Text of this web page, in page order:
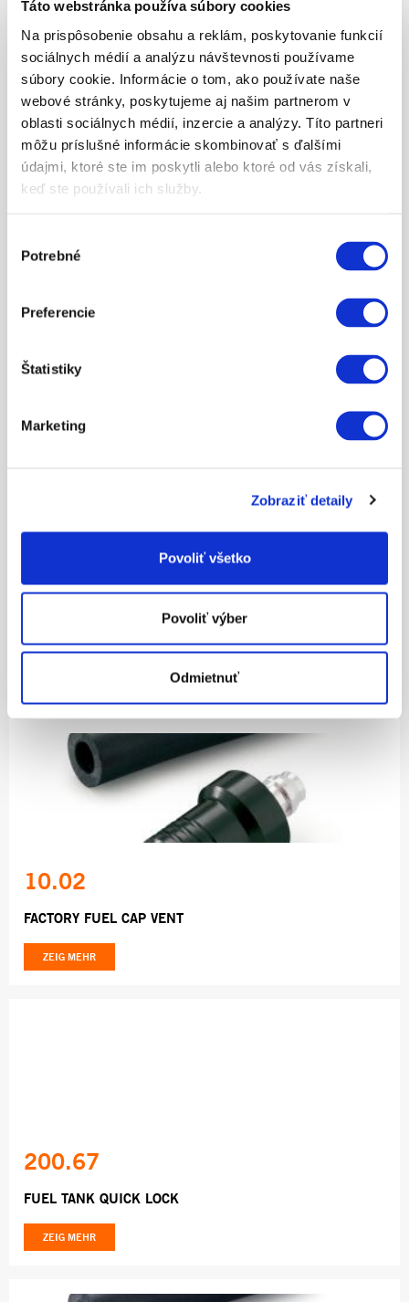
Táto webstránka používa súbory cookies
Na prispôsobenie obsahu a reklám, poskytovanie funkcií
sociálnych médií a analýzu návštevnosti používame
súbory cookie. Informácie o tom, ako používate naše
webové stránky, poskytujeme aj našim partnerom v
oblasti sociálnych médií, inzercie a analýzy. Títo partneri
môžu príslušné informácie skombinovať s ďalšími
údajmi, ktoré ste im poskytli alebo ktoré od vás získali,
keď ste používali ich služby.
súhlasu
Potrebné
Preferencie
Štatistiky
Marketing
Zobraziť detaily
Povoliť všetko
Povoliť výber
Odmietnuť
150.24
FUEL TANK QUICK LOCK
ZEIG MEHR
160.33
FUEL TANK QUICK LOCK
30.20
10.02
FACTORY FUEL CAP VENT
ZEIG MEHR
200.67
FUEL TANK QUICK LOCK
ZEIG MEHR